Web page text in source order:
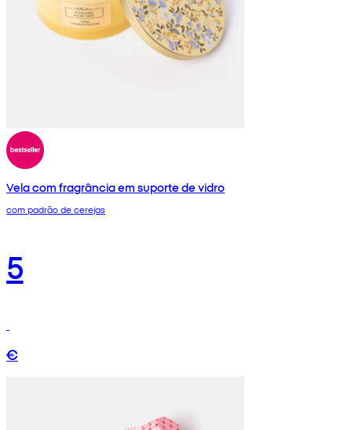
Vela com fragrância em suporte de vidro
com padrão de cerejas
5
€